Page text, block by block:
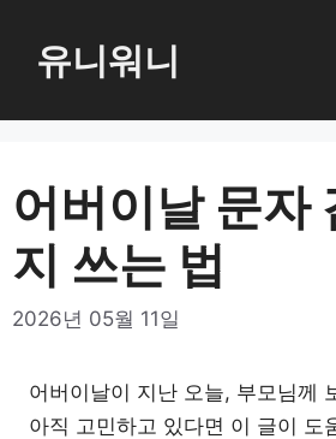
로
뛰
기
유니워니
어버이날 문자
지 쓰는 법
2026년 05월 11일
어버이날이 지난 오늘, 부모님께
아직 고민하고 있다면 이 글이 도